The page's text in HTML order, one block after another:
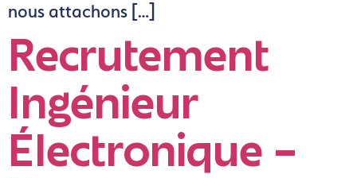
nous attachons […]
Recrutement
Ingénieur
Électronique –